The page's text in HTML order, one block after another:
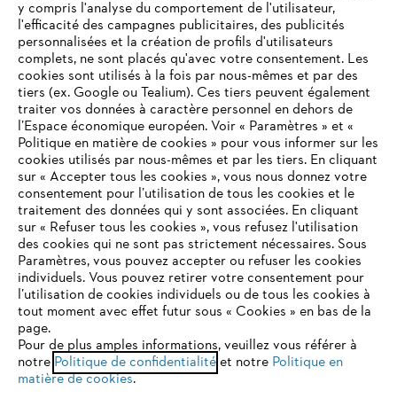
STIHL FAQ
Contact
Politique de protection des données
Mentions légales Utilisation des cookies
Informations juridiques
ANDREAS STIHL NV, Veurtstraat 117, 2870 Puurs-Sint-Amands,
VOTRE NAVIGATEUR INTERNET
N'EST PLUS PRIS EN CHARGE
Vous utilisez un navigateur Internet que nous ne prenons plus
en charge, et certaines fonctionnalités de notre site ne
peuvent fonctionner correctement. Pour une utilisation
optimale de notre site, nous vous recommandons de passer à
l'un des navigateurs suivants :
y compris l'analyse du comportement de l'utilisateur,
l'efficacité des campagnes publicitaires, des publicités
personnalisées et la création de profils d'utilisateurs
complets, ne sont placés qu'avec votre consentement. Les
cookies sont utilisés à la fois par nous-mêmes et par des
tiers (ex. Google ou Tealium). Ces tiers peuvent également
traiter vos données à caractère personnel en dehors de
l’Espace économique européen. Voir « Paramètres » et «
Politique en matière de cookies » pour vous informer sur les
cookies utilisés par nous-mêmes et par les tiers. En cliquant
sur « Accepter tous les cookies », vous nous donnez votre
consentement pour l’utilisation de tous les cookies et le
traitement des données qui y sont associées. En cliquant
sur « Refuser tous les cookies », vous refusez l'utilisation
des cookies qui ne sont pas strictement nécessaires. Sous
Paramètres, vous pouvez accepter ou refuser les cookies
individuels. Vous pouvez retirer votre consentement pour
l’utilisation de cookies individuels ou de tous les cookies à
tout moment avec effet futur sous « Cookies » en bas de la
page.
Pour de plus amples informations, veuillez vous référer à
notre Politique de confidentialitéet notre Politique en
matière de cookies.